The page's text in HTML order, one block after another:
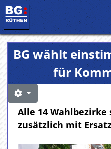
BG wählt
für
Alle 14
zusätzlich mit